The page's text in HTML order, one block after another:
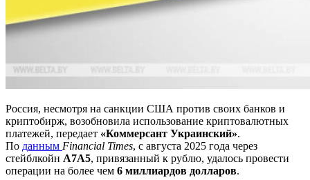
Россия, несмотря на санкции США против своих банков и
криптобирж, возобновила использование криптовалютных
платежей, передает «Коммерсант Украинский».
По данным Financial Times, с августа 2025 года через
стейблкойн A7A5, привязанный к рублю, удалось провести
операции на более чем 6 миллиардов долларов.